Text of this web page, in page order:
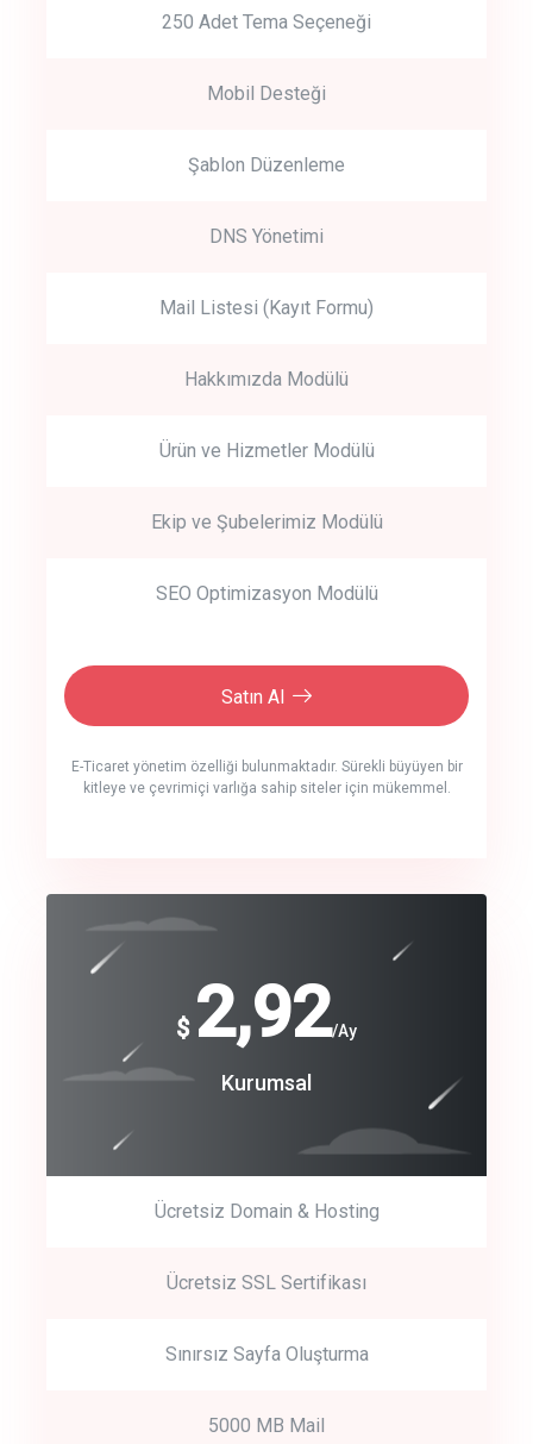
250 Adet Tema Seçeneği
Mobil Desteği
Şablon Düzenleme
DNS Yönetimi
Mail Listesi (Kayıt Formu)
Hakkımızda Modülü
Ürün ve Hizmetler Modülü
Ekip ve Şubelerimiz Modülü
SEO Optimizasyon Modülü
Satın Al
E-Ticaret yönetim özelliği bulunmaktadır. Sürekli büyüyen bir
kitleye ve çevrimiçi varlığa sahip siteler için mükemmel.
crm auto cync
track energy costs
Get Started
Start by trying our service for 30 days free trial no credit card
$ 2,92/Ay
Kurumsal
Ücretsiz Domain & Hosting
Ücretsiz SSL Sertifikası
Sınırsız Sayfa Oluşturma
5000 MB Mail
$
240
Coroprate